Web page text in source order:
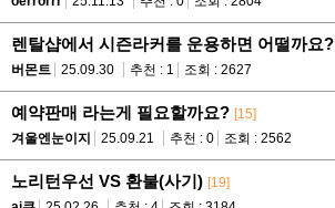
렌탈샵에서 시즌라커를 운용하면 어떨까요?
버몬트
25.09.30 추천 : 1 조회 : 2627
예약판매 라는게 필요할까요? [15]
겨울엔눈이지
25.09.21 추천 : 0 조회 : 2562
노리턴우선 VS 환불(사기) [19]